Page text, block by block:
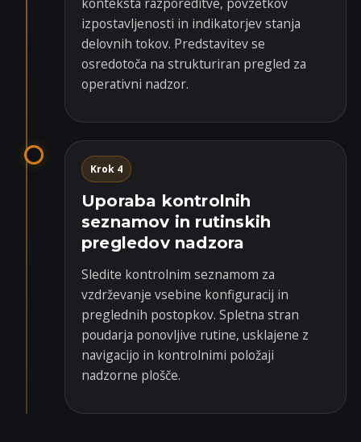
izpostavljenosti in indikatorjev stanja
delovnih tokov. Predstavitev se
osredotoča na strukturiran pregled za
operativni nadzor.
Krok 4
Uporaba kontrolnih
seznamov in rutinskih
pregledov nadzora
Sledite kontrolnim seznamom za
vzdrževanje vsebine konfiguracij in
preglednih postopkov. Spletna stran
poudarja ponovljive rutine, usklajene z
navigacijo in kontrolnimi položaji
nadzorne plošče.